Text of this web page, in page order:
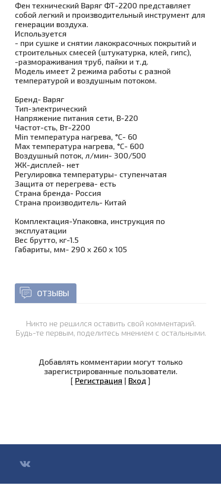
Фен технический Варяг ФТ-2200 представляет
собой легкий и производительный инструмент для
генерации воздуха.
Используется
- при сушке и снятии лакокрасочных покрытий и
строительных смесей (штукатурка, клей, гипс),
-размораживания труб, пайки и т.д.
Модель имеет 2 режима работы с разной
температурой и воздушным потоком.
Бренд- Варяг
Тип-электрический
Напряжение питания сети, В-220
Частот-сть, Вт-2200
Min температура нагрева, °С- 60
Max температура нагрева, °С- 600
Воздушный поток, л/мин- 300/500
ЖК-дисплей- нет
Регулировка температуры- ступенчатая
Защита от перегрева- есть
Страна бренда- Россия
Страна производитель- Китай
Комплектация-Упаковка, инструкция по
эксплуатации
Вес брутто, кг-1.5
Габариты, мм- 290 х 260 х 105
ОТЗЫВЫ
Никто не решился оставить свой комментарий.
Будь-те первым, поделитесь мнением с остальными.
Добавлять комментарии могут только
зарегистрированные пользователи.
[ Регистрация | Вход ]